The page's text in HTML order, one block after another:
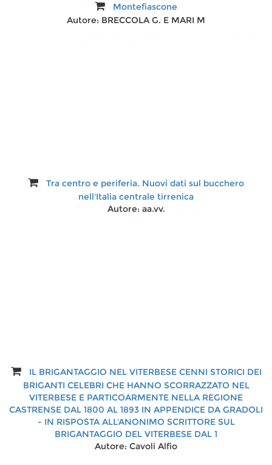
Montefiascone
Autore: BRECCOLA G. E MARI M
Tra centro e periferia. Nuovi dati sul bucchero
nell'Italia centrale tirrenica
Autore: aa.vv.
IL BRIGANTAGGIO NEL VITERBESE CENNI STORICI DEI
BRIGANTI CELEBRI CHE HANNO SCORRAZZATO NEL
VITERBESE E PARTICOARMENTE NELLA REGIONE
CASTRENSE DAL 1800 AL 1893 IN APPENDICE DA GRADOLI
- IN RISPOSTA ALL'ANONIMO SCRITTORE SUL
BRIGANTAGGIO DEL VITERBESE DAL 1
Autore: Cavoli Alfio
Francigena e via Teutonica
Atti del Convegno Internazionale di Studi: Rocca
Santa Cristina da Bolsena
Isola Bisentina. Giardino sacro e profano
Autore:Alessandro Menghini, Felicita Menghini Di Biagio